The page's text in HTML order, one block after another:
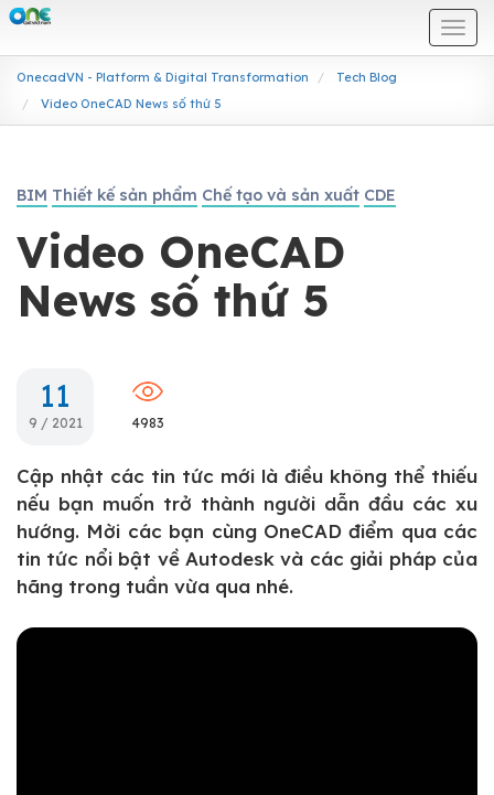
OnecadVN - Platform & Digital Transformation
Tech Blog
Video OneCAD News số thứ 5
BIM Thiết kế sản phẩm Chế tạo và sản xuất CDE
Video OneCAD
News số thứ 5
11
9 / 2021 4983
Cập nhật các tin tức mới là điều không thể thiếu
nếu bạn muốn trở thành người dẫn đầu các xu
hướng. Mời các bạn cùng OneCAD điểm qua các
tin tức nổi bật về Autodesk và các giải pháp của
hãng trong tuần vừa qua nhé.